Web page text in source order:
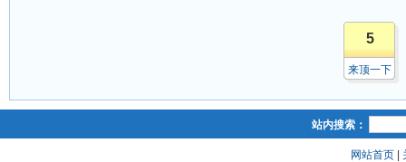
5
来顶一下
站内搜索：
网站首页